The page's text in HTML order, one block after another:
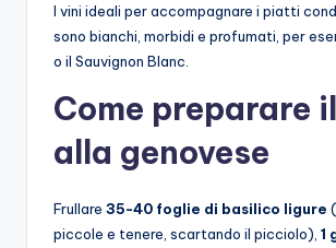
I vini ideali per accompagnare i piatti
sono bianchi, morbidi e profumati, per
o il Sauvignon Blanc.
Come preparare
alla genovese
Frullare 35-40 foglie di basilico ligure
piccole e tenere, scartando il picciolo), 1